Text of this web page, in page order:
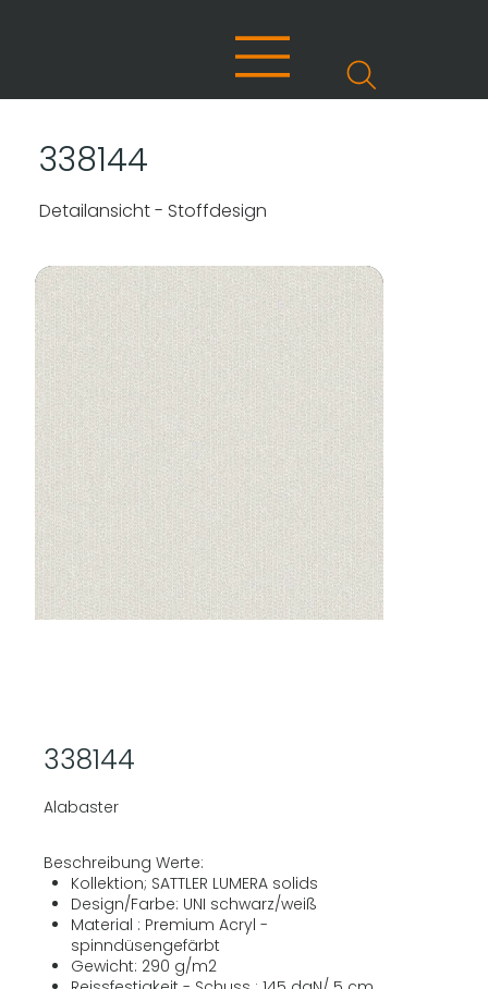
338144
Detailansicht - Stoffdesign
338144
Alabaster
Beschreibung Werte:
Kollektion; SATTLER LUMERA solids
Design/Farbe: UNI schwarz/weiß
Material : Premium Acryl -
spinndüsengefärbt
Gewicht: 290 g/m2